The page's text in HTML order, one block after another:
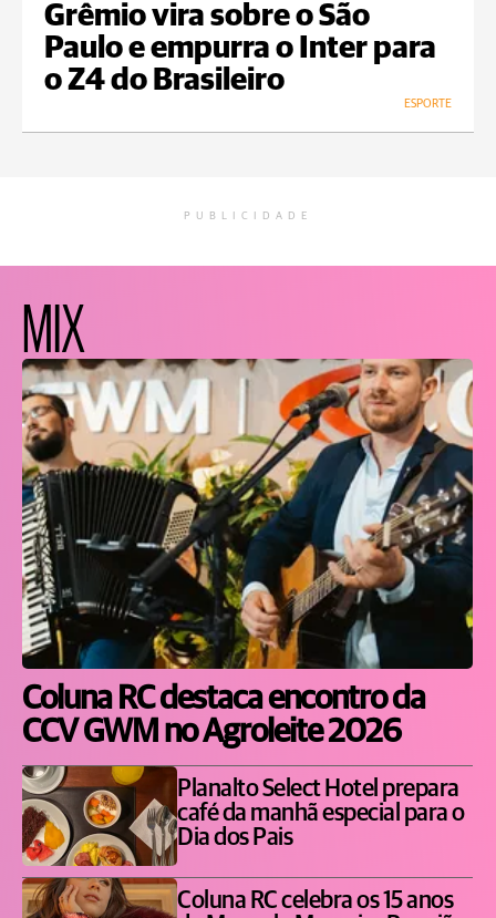
Grêmio vira sobre o São
Paulo e empurra o Inter para
o Z4 do Brasileiro
ESPORTE
PUBLICIDADE
MIX
Coluna RC destaca encontro da
CCV GWM no Agroleite 2026
Planalto Select Hotel prepara
café da manhã especial para o
Dia dos Pais
Coluna RC celebra os 15 anos